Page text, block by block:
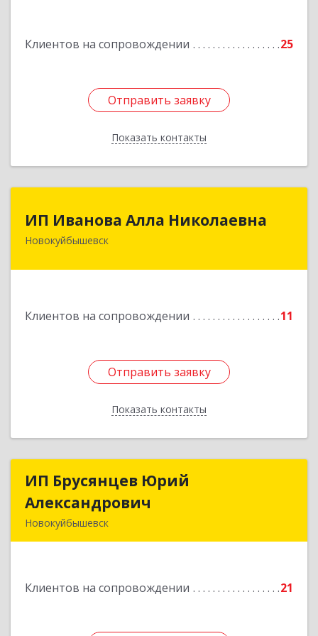
Клиентов на сопровождении 25
Отправить заявку
Показать контакты
Подробнее
Отправить заявку
Назад
ИП Иванова Алла Николаевна
Новокуйбышевск
Клиентов на сопровождении 11
Отправить заявку
Показать контакты
Отправить заявку
Назад
ИП Брусянцев Юрий
Александрович
Новокуйбышевск
Клиентов на сопровождении 21
ИП Брусянцев Юрий
Подробнее